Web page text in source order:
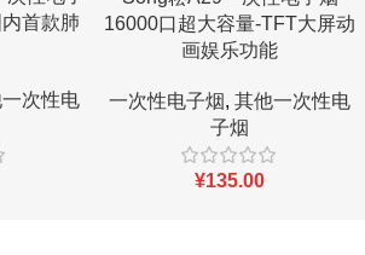
首款肺
次性电
16000口超大容量-TFT大屏动
画娱乐功能
一次性电子烟, 其他一次性电
子烟
¥135.00